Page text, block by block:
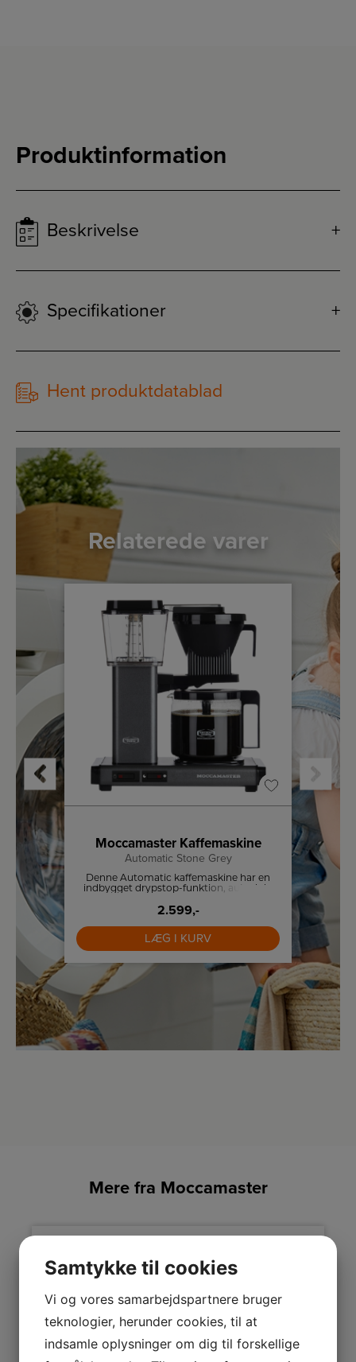
Produktinformation
Beskrivelse
Specifikationer
Hent produktdatablad
Relaterede varer
i
takket
Moccamaster Kaffemaskine
Automatic Stone Grey
Denne Automatic kaffemaskine har en
indbygget drypstop-funktion, autosluk-
tilbyder god kaffe og lang levetid.
2.599,-
LÆG I KURV
Mere fra Moccamaster
Samtykke til cookies
Vi og vores samarbejdspartnere bruger
teknologier, herunder cookies, til at
indsamle oplysninger om dig til forskellige